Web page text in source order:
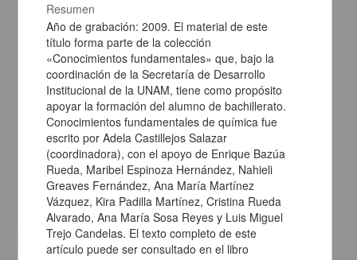
En voz de Xavier Velasco
Velasco, Xavier - Coordinación de Difusión Cultural, UNAM
2023-05-11
Artes y Humanidades
Resumen
Año de grabación: 2009. El material de este
título forma parte de la colección
«Conocimientos fundamentales» que, bajo la
coordinación de la Secretaría de Desarrollo
Institucional de la UNAM, tiene como propósito
apoyar la formación del alumno de bachillerato.
Conocimientos fundamentales de química fue
escrito por Adela Castillejos Salazar
(coordinadora), con el apoyo de Enrique Bazúa
Rueda, Maribel Espinoza Hernández, Nahieli
Greaves Fernández, Ana María Martínez
Vázquez, Kira Padilla Martínez, Cristina Rueda
Alvarado, Ana María Sosa Reyes y Luis Miguel
Trejo Candelas. El texto completo de este
artículo puede ser consultado en el libro